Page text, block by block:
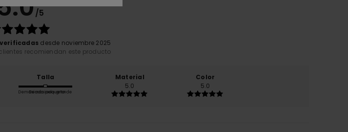
/5
desde noviembre 2025
recomiendan este producto
Talla
Demasiado pequeño
Demasiado grande
Material
5.0
Color
5.0